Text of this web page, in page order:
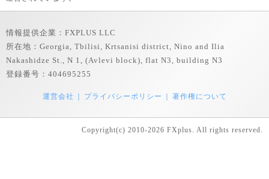
情報提供企業：FXPLUS LLC
所在地：Georgia, Tbilisi, Krtsanisi district, Nino and Ilia
Nakashidze St., N 1, (Avlevi block), flat N3, building N3
登録番号：404695255
運営会社 プライバシーポリシー 著作権について
Copyright(c) 2010-2026 FXplus. All rights reserved.